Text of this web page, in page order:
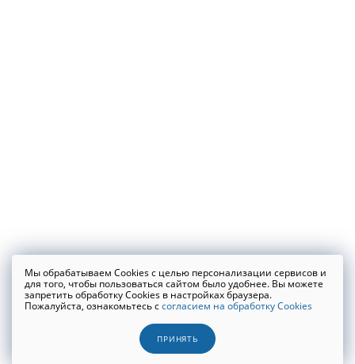
Мы обрабатываем Cookies с целью персонализации сервисов и
для того, чтобы пользоваться сайтом было удобнее. Вы можете
запретить обработку Cookies в настройках браузера.
Пожалуйста, ознакомьтесь ссогласием на обработку Cookies
ПРИНЯТЬ